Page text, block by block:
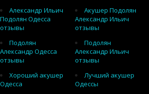
Александр Ильич
Подолян Одесса
отзывы
Акушер Подолян
Александр Ильич
отзывы
Подолян
Александр Одесса
отзывы
Подолян
Александр Ильич
отзывы
Хороший акушер
Одесса
Лучший акушер
Одессы